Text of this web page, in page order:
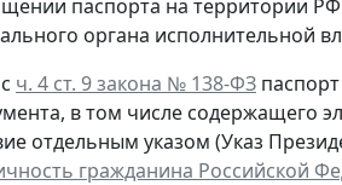
паспорта на территории
органа исполнительной
ч. 4 ст. 9 закона № 138-ФЗ
в том числе содержащего
отдельным указом (Указ
гражданина Российской